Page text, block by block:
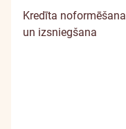
Kredīta noformēšana
un izsniegšana